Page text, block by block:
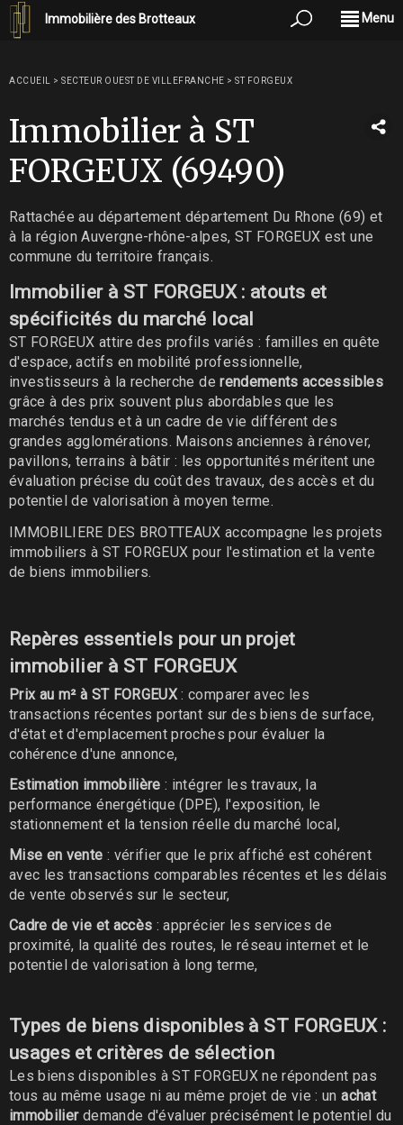
Immobilière des Brotteaux Menu
ACCUEIL > SECTEUR OUEST DE VILLEFRANCHE > ST FORGEUX
Immobilier à ST
FORGEUX (69490)
Rattachée au département département Du Rhone (69) et
à la région Auvergne-rhône-alpes, ST FORGEUX est une
commune du territoire français.
Immobilier à ST FORGEUX : atouts et
spécificités du marché local
ST FORGEUX attire des profils variés : familles en quête
d'espace, actifs en mobilité professionnelle,
investisseurs à la recherche derendements accessibles
grâce à des prix souvent plus abordables que les
marchés tendus et à un cadre de vie différent des
grandes agglomérations. Maisons anciennes à rénover,
pavillons, terrains à bâtir : les opportunités méritent une
évaluation précise du coût des travaux, des accès et du
potentiel de valorisation à moyen terme.
IMMOBILIERE DES BROTTEAUX accompagne les projets
immobiliers à ST FORGEUX pour l'estimation et la vente
de biens immobiliers.
Repères essentiels pour un projet
immobilier à ST FORGEUX
Prix au m² à ST FORGEUX: comparer avec les
transactions récentes portant sur des biens de surface,
d'état et d'emplacement proches pour évaluer la
cohérence d'une annonce,
Estimation immobilière : intégrer les travaux, la
performance énergétique (DPE), l'exposition, le
stationnement et la tension réelle du marché local,
Mise en vente : vérifier que le prix affiché est cohérent
avec les transactions comparables récentes et les délais
de vente observés sur le secteur,
Cadre de vie et accès : apprécier les services de
proximité, la qualité des routes, le réseau internet et le
potentiel de valorisation à long terme,
Types de biens disponibles à ST FORGEUX :
usages et critères de sélection
Les biens disponibles à ST FORGEUX ne répondent pas
tous au même usage ni au même projet de vie : unachat
immobilierdemande d'évaluer précisément le potentiel du